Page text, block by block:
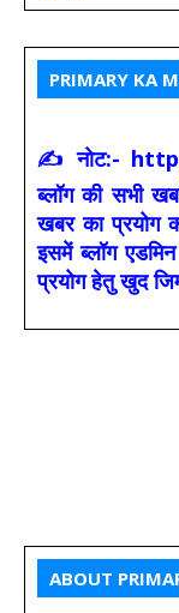
PRIMARY KA
✍ नोट:-
ब्लॉग की सभी
खबर का प्रयोग
इसमें ब्लॉग
प्रयोग हेतु खुद
ABOUT